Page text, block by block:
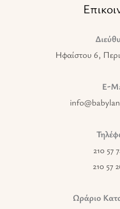
Ηφαίστου 6,
E-
210 57
210 57
Ωράριο